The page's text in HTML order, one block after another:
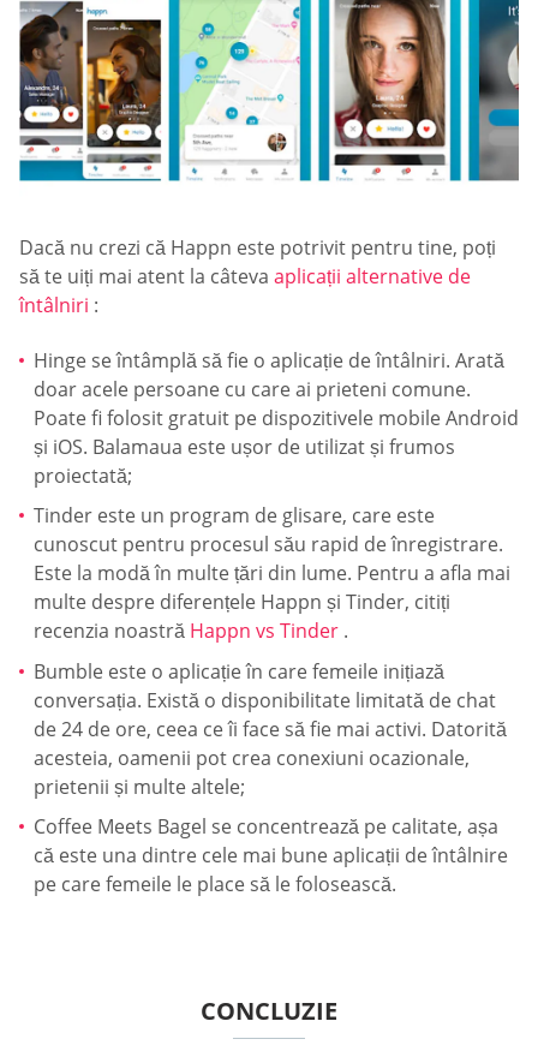
Dacă nu crezi că Happn este potrivit pentru tine, poți
să te uiți mai atent la câteva aplicații alternative de
întâlniri :
Hinge se întâmplă să fie o aplicație de întâlniri. Arată
doar acele persoane cu care ai prieteni comune.
Poate fi folosit gratuit pe dispozitivele mobile Android
și iOS. Balamaua este ușor de utilizat și frumos
proiectată;
Tinder este un program de glisare, care este
cunoscut pentru procesul său rapid de înregistrare.
Este la modă în multe țări din lume. Pentru a afla mai
multe despre diferențele Happn și Tinder, citiți
recenzia noastră Happn vs Tinder .
Bumble este o aplicație în care femeile inițiază
conversația. Există o disponibilitate limitată de chat
de 24 de ore, ceea ce îi face să fie mai activi. Datorită
acesteia, oamenii pot crea conexiuni ocazionale,
prietenii și multe altele;
Coffee Meets Bagel se concentrează pe calitate, așa
că este una dintre cele mai bune aplicații de întâlnire
pe care femeile le place să le folosească.
CONCLUZIE